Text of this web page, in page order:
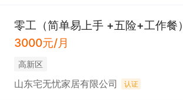
零工（简单易上手 +五险+工作餐）
3000元/月
高新区
山东宅无忧家居有限公司 认证